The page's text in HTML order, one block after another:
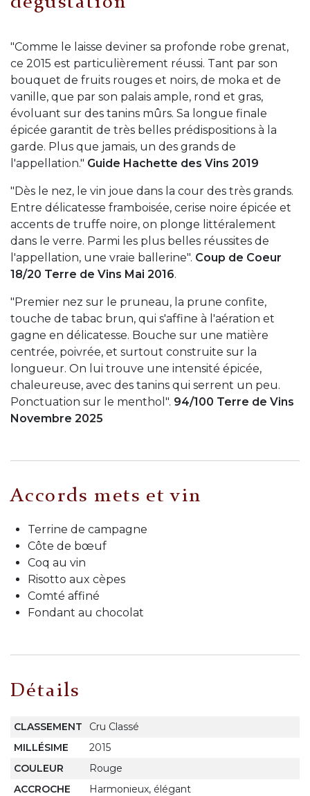
"Comme le laisse deviner sa profonde robe grenat,
ce 2015 est particulièrement réussi. Tant par son
bouquet de fruits rouges et noirs, de moka et de
vanille, que par son palais ample, rond et gras,
évoluant sur des tanins mûrs. Sa longue finale
épicée garantit de très belles prédispositions à la
garde. Plus que jamais, un des grands de
l'appellation." Guide Hachette des Vins 2019
"Dès le nez, le vin joue dans la cour des très grands.
Entre délicatesse framboisée, cerise noire épicée et
accents de truffe noire, on plonge littéralement
dans le verre. Parmi les plus belles réussites de
l'appellation, une vraie ballerine". Coup de Coeur
18/20 Terre de Vins Mai 2016.
"Premier nez sur le pruneau, la prune confite,
touche de tabac brun, qui s'affine à l'aération et
gagne en délicatesse. Bouche sur une matière
centrée, poivrée, et surtout construite sur la
longueur. On lui trouve une intensité épicée,
chaleureuse, avec des tanins qui serrent un peu.
Ponctuation sur le menthol". 94/100 Terre de Vins
Novembre 2025
Accords mets et vin
Terrine de campagne
Côte de bœuf
Coq au vin
Risotto aux cèpes
Comté affiné
Fondant au chocolat
Détails
CLASSEMENT
Cru Classé
MILLÉSIME
2015
COULEUR
Rouge
ACCROCHE
Harmonieux, élégant